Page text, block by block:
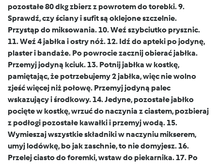
pozostałe 80 dkg zbierz z powrotem do torebki. 9.
Sprawdź, czy ściany i sufit są oklejone szczelnie.
Przystąp do miksowania. 10. Weź szybciutko prysznic.
11. Weź 4 jabłka i ostry nóż. 12. Idź do apteki po jodynę,
plaster i bandaże. Po powrocie zacznij obierać jabłka.
Przemyj jodyną kciuk. 13. Potnij jabłka w kostkę,
pamiętając, że potrzebujemy 2 jabłka, więc nie wolno
zjeść więcej niż połowę. Przemyj jodyną palec
wskazujący i środkowy. 14. Jedyne, pozostałe jabłko
pocięte w kostkę, wrzuć do naczynia z ciastem, pozbieraj
z podłogi pozostałe kawałki i przemyj wodą. 15.
Wymieszaj wszystkie składniki w naczyniu mikserem,
umyj lodówkę, bo jak zaschnie, to nie domyjesz. 16.
Przelej ciasto do foremki, wstaw do piekarnika. 17. Po